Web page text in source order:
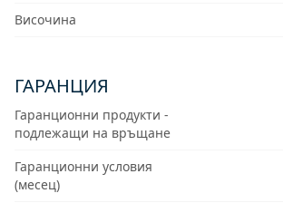
Височина
ГАРАНЦИЯ
Гаранционни продукти -
подлежащи на връщане
Гаранционни условия
(месец)